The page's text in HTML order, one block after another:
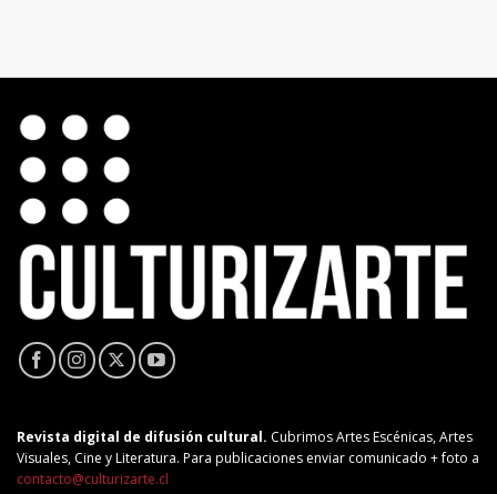
Revista digital de difusión cultural. Cubrimos Artes Escénicas, Artes
Visuales, Cine y Literatura. Para publicaciones enviar comunicado + foto a
contacto@culturizarte.cl